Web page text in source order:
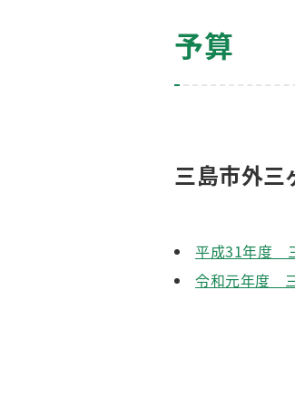
予算
三島市外三
平成31年度 三
令和元年度 三